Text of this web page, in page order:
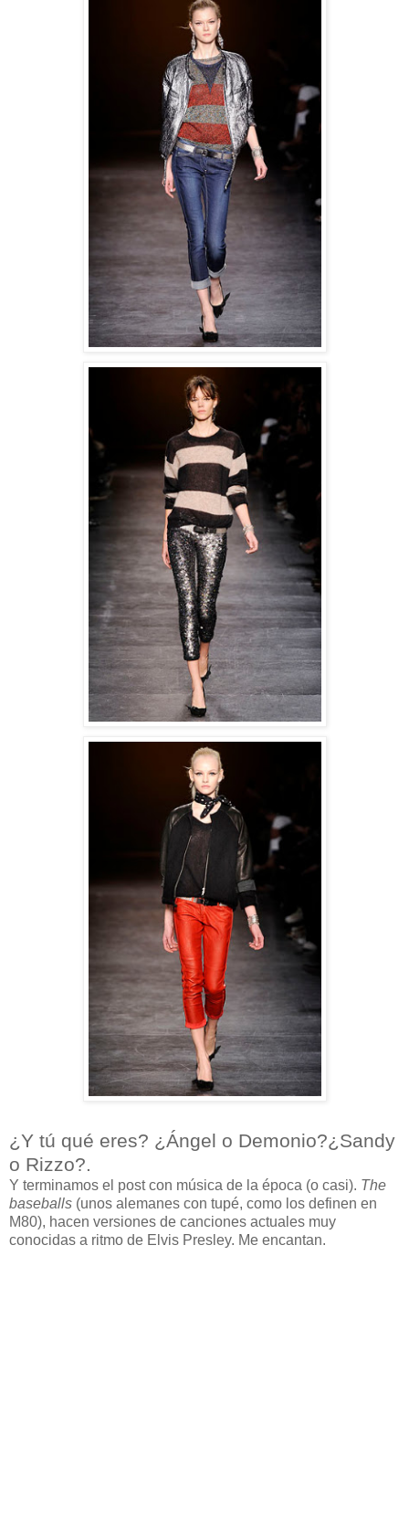
¿Y tú qué eres? ¿Ángel o Demonio?¿Sandy
o Rizzo?.
Y terminamos el post con música de la época (o casi). The
baseballs (unos alemanes con tupé, como los definen en
M80), hacen versiones de canciones actuales muy
conocidas a ritmo de Elvis Presley. Me encantan.